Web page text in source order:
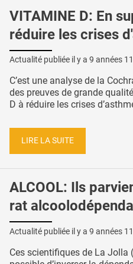
VITAMINE D: En
réduire les crises
Actualité publiée il y a 9 années
C’est une analyse de la
des preuves de grande
D à réduire les crises
LIRE LA SUITE
ALCOOL: Ils
rat
Actualité publiée il y a 9 années
Ces scientifiques de La Jolla